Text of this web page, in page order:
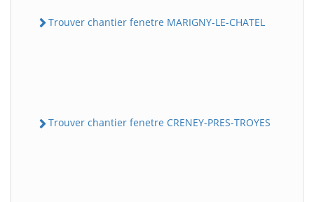
Trouver chantier fenetre MARIGNY-LE-CHATEL
Trouver chantier fenetre CRENEY-PRES-TROYES